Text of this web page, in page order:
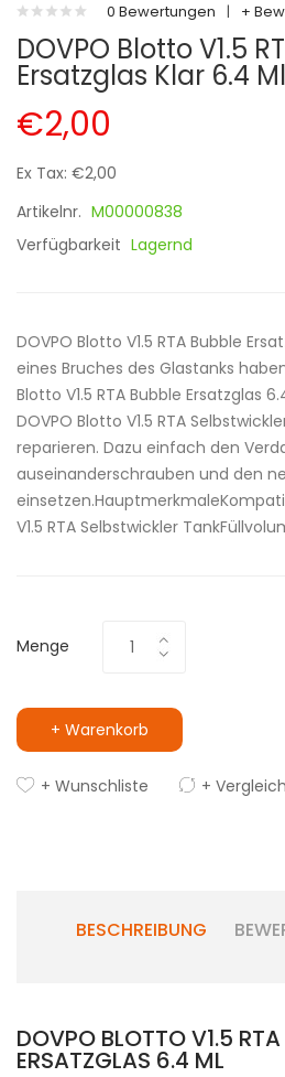
0 Bewertungen | +
DOVPO Blotto V1.5
Ersatzglas Klar 6.4 Ml
€2,00
Ex Tax: €2,00
Artikelnr. M00000838
Verfügbarkeit Lagernd
DOVPO Blotto V1.5 RTA Bubble
eines Bruches des Glastanks
Blotto V1.5 RTA Bubble Ersatzglas
DOVPO Blotto V1.5 RTA
reparieren. Dazu einfach den
auseinanderschrauben und den
V1.5 RTA Selbstwickler
Menge
+ Warenkorb
+ Wunschliste + Vergleich
BESCHREIBUNG
DOVPO BLOTTO V1.5 RTA
ERSATZGLAS 6.4 ML